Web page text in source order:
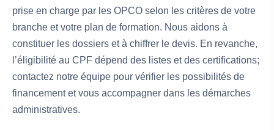
prise en charge par les OPCO selon les critères de votre
branche et votre plan de formation. Nous aidons à
constituer les dossiers et à chiffrer le devis. En revanche,
l’éligibilité au CPF dépend des listes et des certifications;
contactez notre équipe pour vérifier les possibilités de
financement et vous accompagner dans les démarches
administratives.